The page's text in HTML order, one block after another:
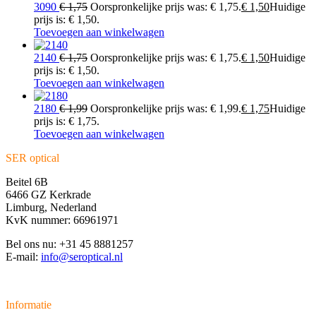
3090 €1,75 Oorspronkelijke prijs was: € 1,75.€ 1,50Huidige
prijs is: € 1,50.
Toevoegen aan winkelwagen
2140 €1,75 Oorspronkelijke prijs was: € 1,75.€ 1,50Huidige
prijs is: € 1,50.
Toevoegen aan winkelwagen
2180 €1,99 Oorspronkelijke prijs was: € 1,99.€ 1,75Huidige
prijs is: € 1,75.
Toevoegen aan winkelwagen
SER optical
Beitel 6B
6466 GZ Kerkrade
Limburg, Nederland
KvK nummer: 66961971
Bel ons nu: +31 45 8881257
E-mail: info@seroptical.nl
Informatie